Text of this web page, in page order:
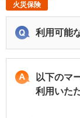
火災保険
利用可能
以下のマ
利用いた